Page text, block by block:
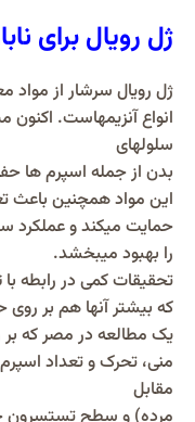
ژل رویال برای
ژل رویال سرشار از مواد
انواع آنزیمهاست. اکنون
سلولهای
بدن از جمله اسپرم ها
این مواد همچنین باعث
حمایت میکند و
را بهبود میبخشد.
تحقیقات کمی در رابطه با
که بیشتر آنها هم بر
یک مطالعه در مصر که
منی، تحرک و تعداد
مقابل